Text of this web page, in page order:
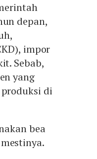
depan,
impor
Sebab,
yang
di
bea